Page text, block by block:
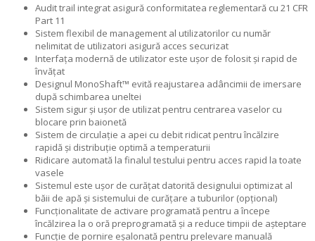
Audit trail integrat asigură conformitatea reglementară cu 21 CFR
Part 11
Sistem flexibil de management al utilizatorilor cu număr
nelimitat de utilizatori asigură acces securizat
Interfața modernă de utilizator este ușor de folosit și rapid de
învățat
Designul MonoShaft™ evită reajustarea adâncimii de imersare
după schimbarea uneltei
Sistem sigur și ușor de utilizat pentru centrarea vaselor cu
blocare prin baionetă
Sistem de circulație a apei cu debit ridicat pentru încălzire
rapidă și distribuție optimă a temperaturii
Ridicare automată la finalul testului pentru acces rapid la toate
vasele
Sistemul este ușor de curățat datorită designului optimizat al
băii de apă și sistemului de curățare a tuburilor (opțional)
Funcționalitate de activare programată pentru a începe
încălzirea la o oră preprogramată și a reduce timpii de așteptare
Funcție de pornire eșalonată pentru prelevare manuală